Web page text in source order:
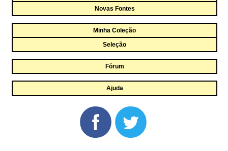
Novas Fontes
Minha Coleção
Seleção
Fórum
Ajuda